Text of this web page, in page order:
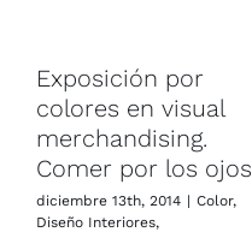
Exposición por
colores en visual
merchandising.
Comer por los ojos
diciembre 13th, 2014 | Color,
Diseño Interiores,